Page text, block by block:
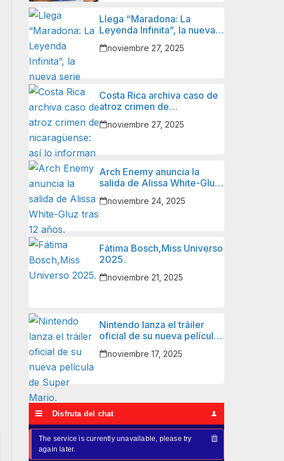
Llega “Maradona: La
Leyenda Infinita”, la nueva
serie animada sobre el
ícono del fútbol mundial.
noviembre 27, 2025
Costa Rica archiva caso de
atroz crimen de
nicaragüense: así lo
informan autoridades y
noviembre 27, 2025
Arch Enemy anuncia la
salida de Alissa White-Gluz
tras 12 años.
noviembre 24, 2025
Fátima Bosch,Miss Universo
2025.
noviembre 21, 2025
Nintendo lanza el tráiler
oficial de su nueva película
de Super Mario.
noviembre 17, 2025